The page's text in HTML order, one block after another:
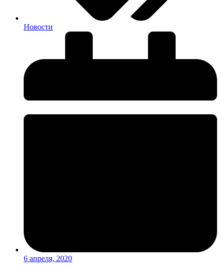
Новости
6 апреля, 2020